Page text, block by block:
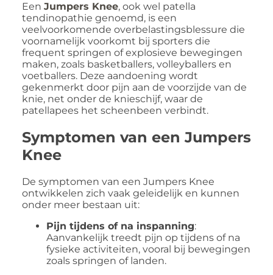
Een Jumpers Knee, ook wel patella
tendinopathie genoemd, is een
veelvoorkomende overbelastingsblessure die
voornamelijk voorkomt bij sporters die
frequent springen of explosieve bewegingen
maken, zoals basketballers, volleyballers en
voetballers. Deze aandoening wordt
gekenmerkt door pijn aan de voorzijde van de
knie, net onder de knieschijf, waar de
patellapees het scheenbeen verbindt.
Symptomen van een Jumpers
Knee
De symptomen van een Jumpers Knee
ontwikkelen zich vaak geleidelijk en kunnen
onder meer bestaan uit:
Pijn tijdens of na inspanning:
Aanvankelijk treedt pijn op tijdens of na
fysieke activiteiten, vooral bij bewegingen
zoals springen of landen.